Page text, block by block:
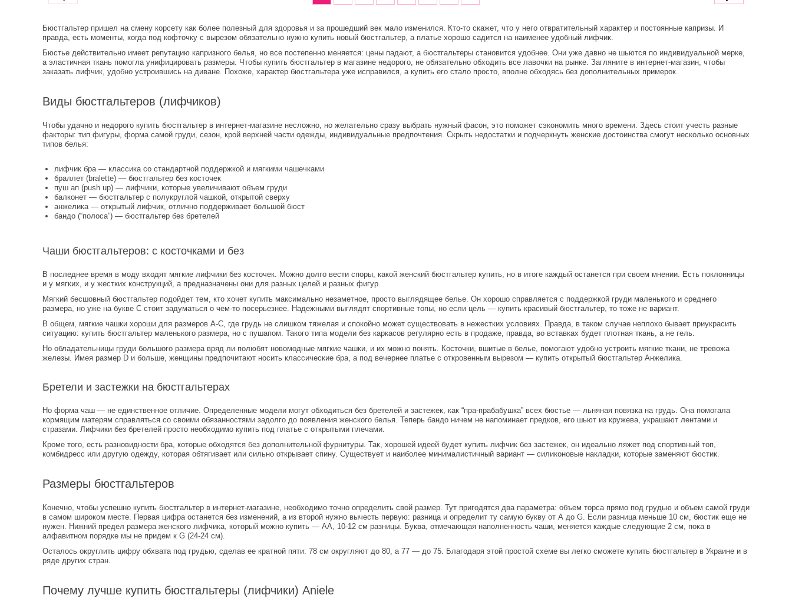
Бюстгальтер пришел на смену корсету как более полезный для здоровья и за прошедший век мало изменился. Кто-то скажет, что у него отвратительный характер и постоянные капризы. И
правда, есть моменты, когда под кофточку с вырезом обязательно нужно купить новый бюстгальтер, а платье хорошо садится на наименее удобный лифчик.
Бюстье действительно имеет репутацию капризного белья, но все постепенно меняется: цены падают, а бюстгальтеры становится удобнее. Они уже давно не шьются по индивидуальной мерке,
а эластичная ткань помогла унифицировать размеры. Чтобы купить бюстгальтер в магазине недорого, не обязательно обходить все лавочки на рынке. Загляните в интернет-магазин, чтобы
заказать лифчик, удобно устроившись на диване. Похоже, характер бюстгальтера уже исправился, а купить его стало просто, вполне обходясь без дополнительных примерок.
Виды бюстгальтеров (лифчиков)
Чтобы удачно и недорого купить бюстгальтер в интернет-магазине несложно, но желательно сразу выбрать нужный фасон, это поможет сэкономить много времени. Здесь стоит учесть разные
факторы: тип фигуры, форма самой груди, сезон, крой верхней части одежды, индивидуальные предпочтения. Скрыть недостатки и подчеркнуть женские достоинства смогут несколько основных
типов белья:
лифчик бра — классика со стандартной поддержкой и мягкими чашечками
браллет (bralette) — бюстгальтер без косточек
пуш ап (push up) — лифчики, которые увеличивают объем груди
балконет — бюстгальтер с полукруглой чашкой, открытой сверху
анжелика — открытый лифчик, отлично поддерживает большой бюст
бандо (“полоса”) — бюстгальтер без бретелей
Чаши бюстгальтеров: с косточками и без
В последнее время в моду входят мягкие лифчики без косточек. Можно долго вести споры, какой женский бюстгальтер купить, но в итоге каждый останется при своем мнении. Есть поклонницы
и у мягких, и у жестких конструкций, а предназначены они для разных целей и разных фигур.
Мягкий бесшовный бюстгальтер подойдет тем, кто хочет купить максимально незаметное, просто выглядящее белье. Он хорошо справляется с поддержкой груди маленького и среднего
размера, но уже на букве С стоит задуматься о чем-то посерьезнее. Надежными выглядят спортивные топы, но если цель — купить красивый бюстгальтер, то тоже не вариант.
В общем, мягкие чашки хороши для размеров А-С, где грудь не слишком тяжелая и спокойно может существовать в нежестких условиях. Правда, в таком случае неплохо бывает приукрасить
ситуацию: купить бюстгальтер маленького размера, но с пушапом. Такого типа модели без каркасов регулярно есть в продаже, правда, во вставках будет плотная ткань, а не гель.
Но обладательницы груди большого размера вряд ли полюбят новомодные мягкие чашки, и их можно понять. Косточки, вшитые в белье, помогают удобно устроить мягкие ткани, не тревожа
железы. Имея размер D и больше, женщины предпочитают носить классические бра, а под вечернее платье с откровенным вырезом — купить открытый бюстгальтер Анжелика.
Бретели и застежки на бюстгальтерах
Но форма чаш — не единственное отличие. Определенные модели могут обходиться без бретелей и застежек, как “пра-прабабушка” всех бюстье — льняная повязка на грудь. Она помогала
кормящим матерям справляться со своими обязанностями задолго до появления женского белья. Теперь бандо ничем не напоминает предков, его шьют из кружева, украшают лентами и
стразами. Лифчики без бретелей просто необходимо купить под платье с открытыми плечами.
Кроме того, есть разновидности бра, которые обходятся без дополнительной фурнитуры. Так, хорошей идеей будет купить лифчик без застежек, он идеально ляжет под спортивный топ,
комбидресс или другую одежду, которая обтягивает или сильно открывает спину. Существует и наиболее минималистичный вариант — силиконовые накладки, которые заменяют бюстик.
Размеры бюстгальтеров
Конечно, чтобы успешно купить бюстгальтер в интернет-магазине, необходимо точно определить свой размер. Тут пригодятся два параметра: объем торса прямо под грудью и объем самой груди
в самом широком месте. Первая цифра останется без изменений, а из второй нужно вычесть первую: разница и определит ту самую букву от А до G. Если разница меньше 10 см, бюстик еще не
нужен. Нижний предел размера женского лифчика, который можно купить — АА, 10-12 см разницы. Буква, отмечающая наполненность чаши, меняется каждые следующие 2 см, пока в
алфавитном порядке мы не придем к G (24-24 см).
Осталось округлить цифру обхвата под грудью, сделав ее кратной пяти: 78 см округляют до 80, а 77 — до 75. Благодаря этой простой схеме вы легко сможете купить бюстгальтер в Украине и в
ряде других стран.
Почему лучше купить бюстгальтеры (лифчики) Aniele